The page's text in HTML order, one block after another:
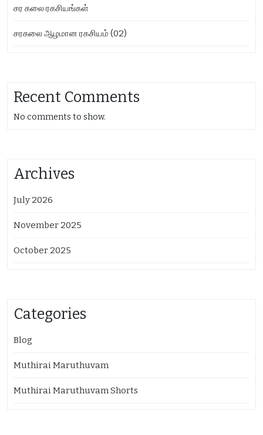
சர கலை ரகசியங்கள்
சரகலை ஆழமான ரகசியம் (02)
Recent Comments
No comments to show.
Archives
July 2026
November 2025
October 2025
Categories
Blog
Muthirai Maruthuvam
Muthirai Maruthuvam Shorts